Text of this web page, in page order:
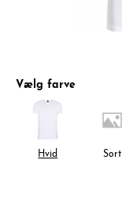
Vælg farve
Hvid Sort